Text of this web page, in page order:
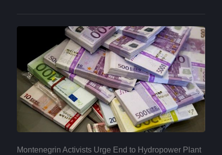
Montenegrin Activists Urge End to Hydropower Plant